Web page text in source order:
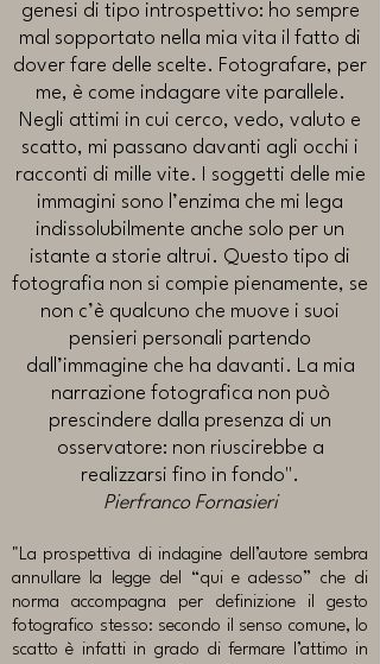
genesi di tipo introspettivo: ho sempre
mal sopportato nella mia vita il fatto di
dover fare delle scelte. Fotografare, per
me, è come indagare vite parallele.
Negli attimi in cui cerco, vedo, valuto e
scatto, mi passano davanti agli occhi i
racconti di mille vite. I soggetti delle mie
immagini sono l’enzima che mi lega
indissolubilmente anche solo per un
istante a storie altrui. Questo tipo di
fotografia non si compie pienamente, se
non c’è qualcuno che muove i suoi
pensieri personali partendo
dall’immagine che ha davanti. La mia
narrazione fotografica non può
prescindere dalla presenza di un
osservatore: non riuscirebbe a
realizzarsi fino in fondo".
Pierfranco Fornasieri
"La prospettiva di indagine dell’autore sembra
annullare la legge del “qui e adesso” che di
norma accompagna per definizione il gesto
fotografico stesso: secondo il senso comune, lo
scatto è infatti in grado di fermare l’attimo in